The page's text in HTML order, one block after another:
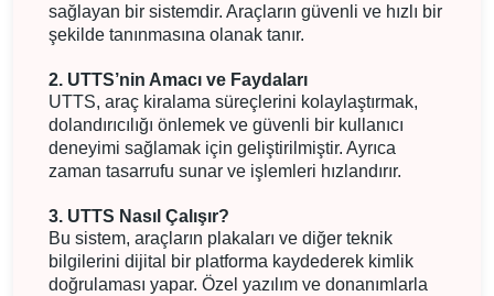
sağlayan bir sistemdir. Araçların güvenli ve hızlı bir
şekilde tanınmasına olanak tanır.
2. UTTS’nin Amacı ve Faydaları
UTTS, araç kiralama süreçlerini kolaylaştırmak,
dolandırıcılığı önlemek ve güvenli bir kullanıcı
deneyimi sağlamak için geliştirilmiştir. Ayrıca
zaman tasarrufu sunar ve işlemleri hızlandırır.
3. UTTS Nasıl Çalışır?
Bu sistem, araçların plakaları ve diğer teknik
bilgilerini dijital bir platforma kaydederek kimlik
doğrulaması yapar. Özel yazılım ve donanımlarla